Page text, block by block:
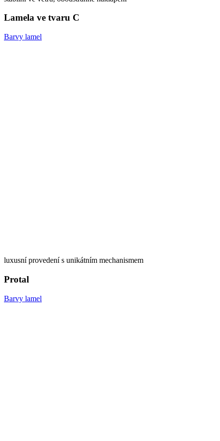
Lamela ve tvaru C
Barvy lamel
luxusní provedení s unikátním mechanismem
Protal
Barvy lamel